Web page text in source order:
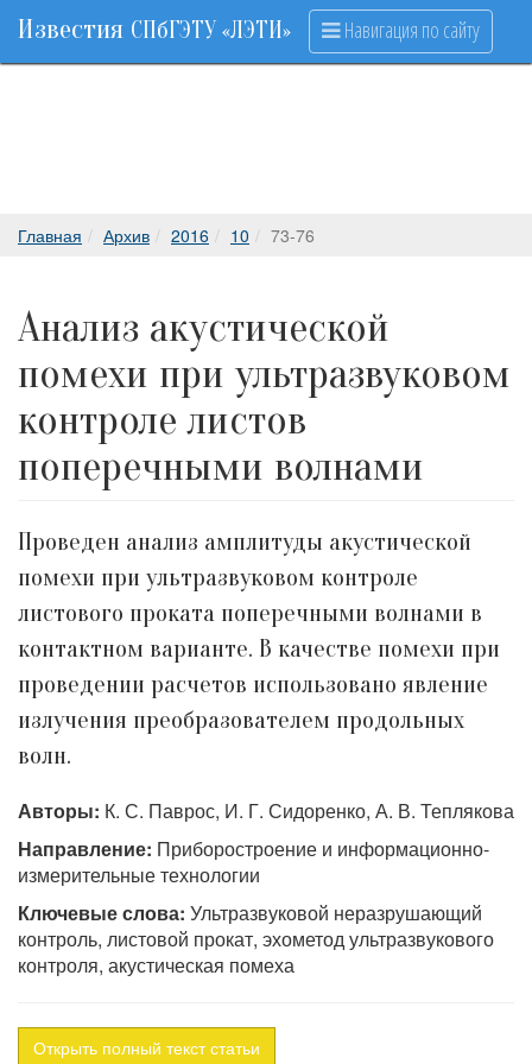
Известия СПбГЭТУ «ЛЭТИ» Навигация по сайту
Главная Архив 2016 10 73-76
Анализ акустической
помехи при ультразвуковом
контроле листов
поперечными волнами
Проведен анализ амплитуды акустической
помехи при ультразвуковом контроле
листового проката поперечными волнами в
контактном варианте. В качестве помехи при
проведении расчетов использовано явление
излучения преобразователем продольных
волн.
Авторы: К. С. Паврос, И. Г. Сидоренко, А. В. Теплякова
Направление: Приборостроение и информационно-
измерительные технологии
Ключевые слова: Ультразвуковой неразрушающий
контроль, листовой прокат, эхометод ультразвукового
контроля, акустическая помеха
Открыть полный текст статьи